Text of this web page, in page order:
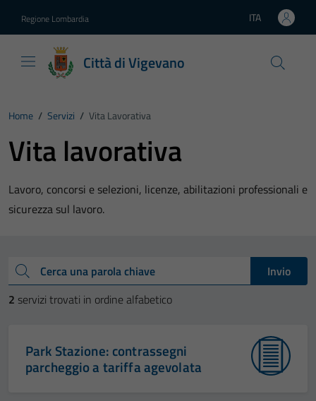
Regione Lombardia Lingua attiva:
ITA
Città di Vigevano
Home / Servizi / Vita Lavorativa
Vita lavorativa
Lavoro, concorsi e selezioni, licenze, abilitazioni professionali e
sicurezza sul lavoro.
Cerca una parola chiave
Invio
2 servizi trovati in ordine alfabetico
Park Stazione: contrassegni
parcheggio a tariffa agevolata